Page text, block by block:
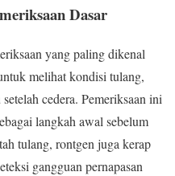
Dasar
yang paling dikenal
melihat kondisi tulang,
cedera. Pemeriksaan ini
langkah awal sebelum
tulang, rontgen juga kerap
gangguan pernapasan